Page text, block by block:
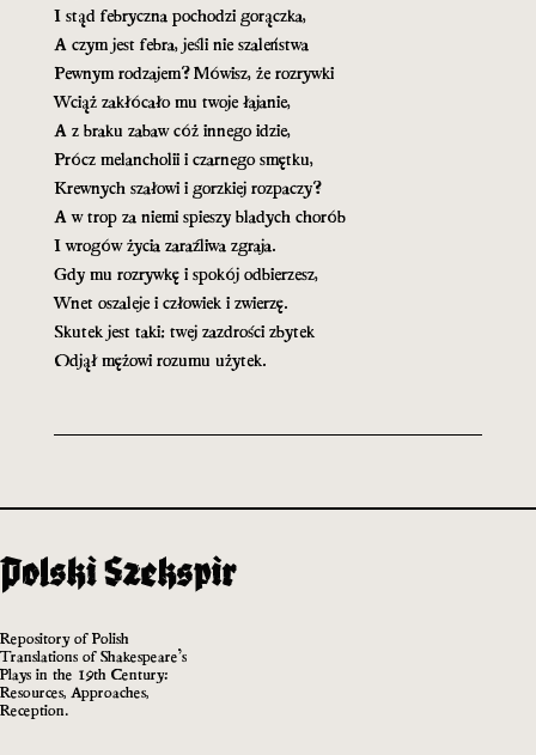
I stąd febryczna pochodzi gorączka,
A czym jest febra, jeśli nie szaleństwa
Pewnym rodzajem? Mówisz, że rozrywki
Wciąż zakłócało mu twoje łajanie,
A z braku zabaw cóż innego idzie,
Prócz melancholii i czarnego smętku,
Krewnych szałowi i gorzkiej rozpaczy?
A w trop za niemi spieszy bladych chorób
I wrogów życia zaraźliwa zgraja.
Gdy mu rozrywkę i spokój odbierzesz,
Wnet oszaleje i człowiek i zwierzę.
Skutek jest taki: twej zazdrości zbytek
Odjął mężowi rozumu użytek.
Repository of Polish
Translations of Shakespeare’s
Plays in the 19th Century:
Resources, Approaches,
Reception.